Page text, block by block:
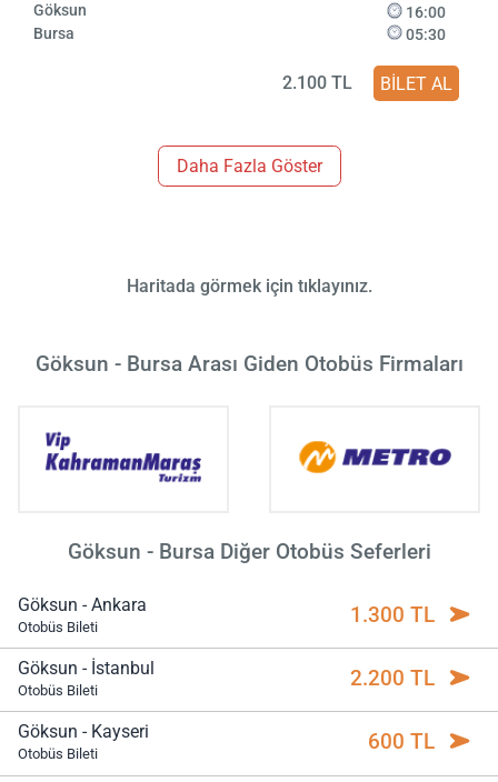
Göksun
Bursa
16:00
05:30
2.100 TL BİLET AL
Daha Fazla Göster
Haritada görmek için tıklayınız.
Göksun - Bursa Arası Giden Otobüs Firmaları
Göksun - Bursa Diğer Otobüs Seferleri
Göksun - Ankara
Otobüs Bileti 1.300 TL
Göksun - İstanbul
Otobüs Bileti 2.200 TL
Göksun - Kayseri
Otobüs Bileti 600 TL